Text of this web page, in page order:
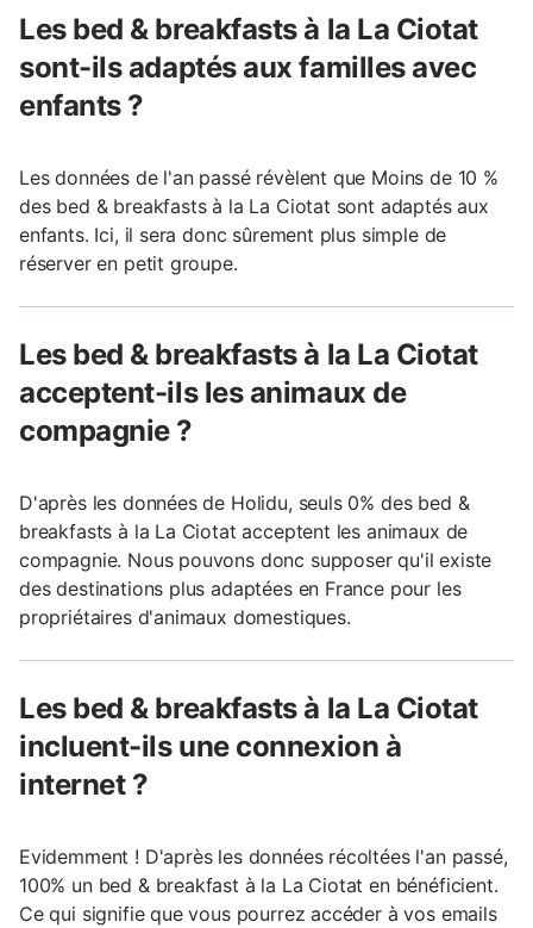
Les bed & breakfasts à la La Ciotat
sont-ils adaptés aux familles avec
enfants ?
Les données de l'an passé révèlent que Moins de 10 %
des bed & breakfasts à la La Ciotat sont adaptés aux
enfants. Ici, il sera donc sûrement plus simple de
réserver en petit groupe.
Les bed & breakfasts à la La Ciotat
acceptent-ils les animaux de
compagnie ?
D'après les données de Holidu, seuls 0% des bed &
breakfasts à la La Ciotat acceptent les animaux de
compagnie. Nous pouvons donc supposer qu'il existe
des destinations plus adaptées en France pour les
propriétaires d'animaux domestiques.
Les bed & breakfasts à la La Ciotat
incluent-ils une connexion à
internet ?
Evidemment ! D'après les données récoltées l'an passé,
100% un bed & breakfast à la La Ciotat en bénéficient.
Ce qui signifie que vous pourrez accéder à vos emails